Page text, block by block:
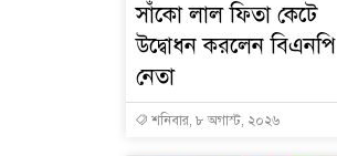
সাঁকো লাল ফিতা কেটে
উদ্বোধন করলেন বিএনপি
নেতা
শনিবার, ৮ অগাস্ট, ২০২৬